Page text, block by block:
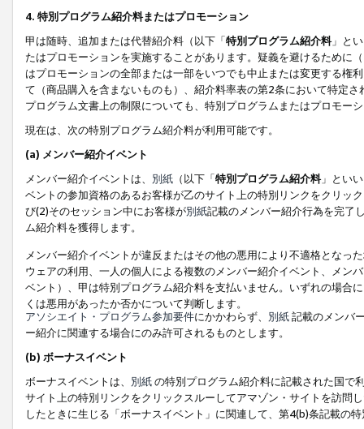
4. 特別プログラム紹介料またはプロモーション
甲は随時、追加または代替紹介料（以下「特別プログラム紹介料」と
たはプロモーションを実施することがあります。疑義を避けるために
はプロモーションの全部または一部をいつでも中止または変更する権
て（商品購入を含まないものも）、紹介料率表の第2条において特定
プログラム文書上の制限についても、特別プログラムまたはプロモー
現在は、次の特別プログラム紹介料が利用可能です。
(a) メンバー紹介イベント
メンバー紹介イベントは、 別紙 （以下「特別プログラム紹介料」とい
ベントの参加資格のあるお客様が乙のサイト上の特別リンクをクリッ
び(2)そのセッション中にお客様が別紙記載のメンバー紹介行為を完了
ム紹介料を獲得します。
メンバー紹介イベントが違反またはその他の悪用により不適格となっ
ウェアの利用、一人の個人による複数のメンバー紹介イベント、メン
ベント）、甲は特別プログラム紹介料を支払いません。いずれの場合
くは悪用があったか否かについて判断します。
アソシエイト・プログラム参加要件にかかわらず、 別紙記載のメンバ
ー紹介に関連する場合にのみ許可されるものとします。
(b) ボーナスイベント
ボーナスイベントは、 別紙の特別プログラム紹介料に記載された国で
サイト上の特別リンクをクリックスルーしてアマゾン・サイトを訪問
したときに生じる「ボーナスイベント」に関連して、第4(b)条記載の